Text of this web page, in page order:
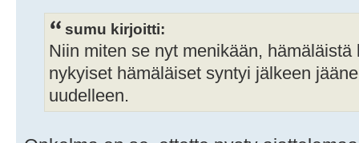
sumu kirjoitti:
Niin miten se nyt menikään,
nykyiset hämäläiset syntyi jälkeen
uudelleen.